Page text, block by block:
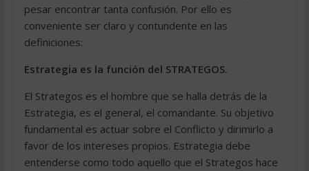
pesar encontrar tanta confusión. Por ello es
conveniente ser claro y contundente en las
definiciones:
Estrategia es la función del STRATEGOS.
El Strategos es el hombre que se halla detrás de la
Estrategia, es el general, el comandante. Su objetivo
fundamental es actuar sobre el Conflicto y dirimirlo a
favor de los intereses propios. Estrategia debe
entenderse como todo aquello que el Strategos hace